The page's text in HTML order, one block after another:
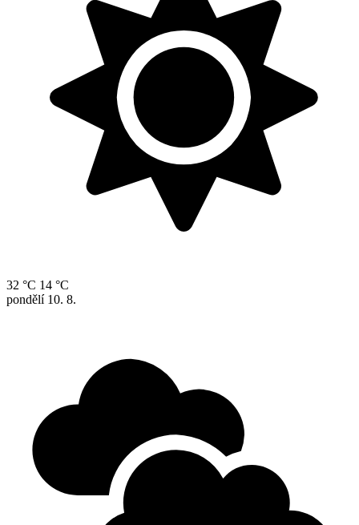
32 °C 14 °C
pondělí 10. 8.